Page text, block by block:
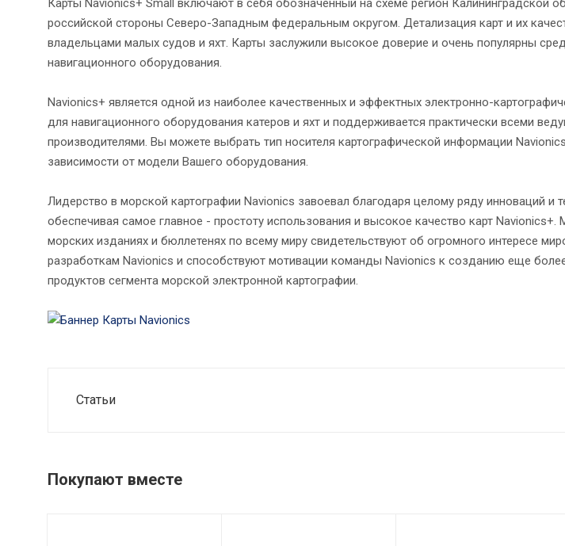
Карты Navionics+ Small включают в себя обозначенный на схеме регион Калининградской
российской стороны Северо-Западным федеральным округом. Детализация карт и их
владельцами малых судов и яхт. Карты заслужили высокое доверие и очень популярны
навигационного оборудования.
Navionics+ является одной из наиболее качественных и эффектных электронно-
для навигационного оборудования катеров и яхт и поддерживается практически всеми
производителями. Вы можете выбрать тип носителя картографической информации
зависимости от модели Вашего оборудования.
Лидерство в морской картографии Navionics завоевал благодаря целому ряду инноваций и
обеспечивая самое главное - простоту использования и высокое качество карт Navionics+.
морских изданиях и бюллетенях по всему миру свидетельствуют об огромного интересе
разработкам Navionics и способствуют мотивации команды Navionics к созданию еще
продуктов сегмента морской электронной картографии.
Статьи
Покупают вместе